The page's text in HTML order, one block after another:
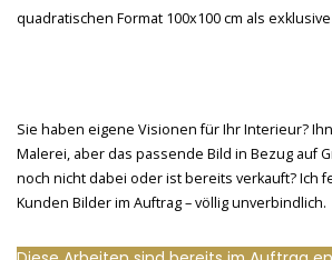
Sie haben eigene Visionen für Ihr Interieur?
Malerei, aber das passende Bild in Bezug auf
noch nicht dabei oder ist bereits verkauft? Ich
Kunden Bilder im Auftrag – völlig unverbindlich.